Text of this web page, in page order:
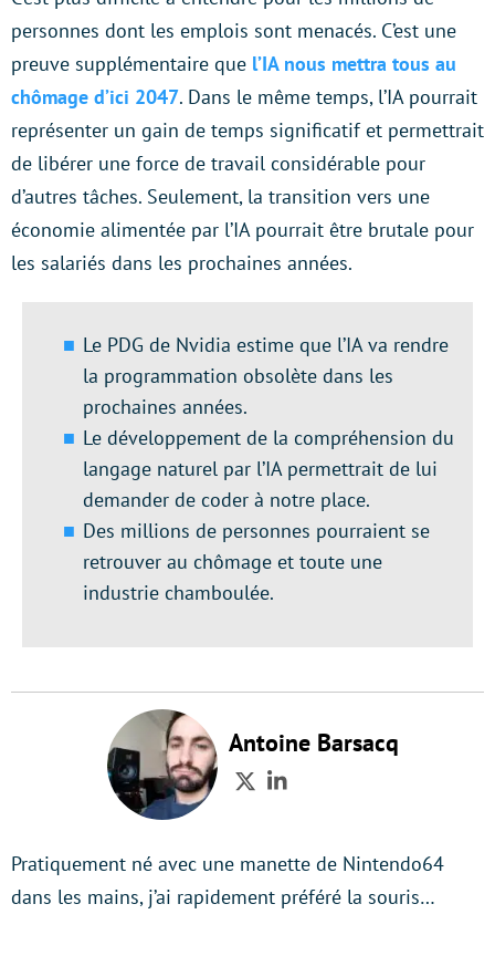
personnes dont les emplois sont menacés. C’est une
preuve supplémentaire que l’IA nous mettra tous au
chômage d’ici 2047. Dans le même temps, l’IA pourrait
représenter un gain de temps significatif et permettrait
de libérer une force de travail considérable pour
d’autres tâches. Seulement, la transition vers une
économie alimentée par l’IA pourrait être brutale pour
les salariés dans les prochaines années.
Le PDG de Nvidia estime que l’IA va rendre
la programmation obsolète dans les
prochaines années.
Le développement de la compréhension du
langage naturel par l’IA permettrait de lui
demander de coder à notre place.
Des millions de personnes pourraient se
retrouver au chômage et toute une
industrie chamboulée.
Antoine Barsacq
TwitterLinkedIn
Pratiquement né avec une manette de Nintendo64
dans les mains, j’ai rapidement préféré la souris…